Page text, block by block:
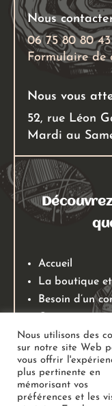
Nous
06 75 80 80 43
Formulaire de
Nous vous
52, rue Léon
Mardi au
Accueil
La boutique
Besoin d’un
Mentions
Conditions
Politiques de
Politique de
Nous utilisons des
sur notre site Web
vous offrir
plus pertinente en
mémorisant vos
préférences et les